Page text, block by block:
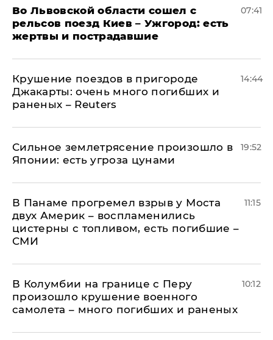
Во Львовской области сошел с
рельсов поезд Киев – Ужгород: есть
жертвы и пострадавшие
07:41
Крушение поездов в пригороде
Джакарты: очень много погибших и
раненых – Reuters
14:44
Сильное землетрясение произошло в
Японии: есть угроза цунами
19:52
В Панаме прогремел взрыв у Моста
двух Америк – воспламенились
цистерны с топливом, есть погибшие –
СМИ
11:15
В Колумбии на границе с Перу
произошло крушение военного
самолета – много погибших и раненых
10:12